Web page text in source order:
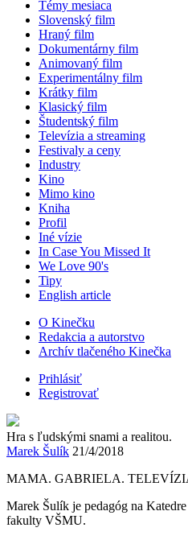
Témy mesiaca
Slovenský film
Hraný film
Dokumentárny film
Animovaný film
Experimentálny film
Krátky film
Klasický film
Študentský film
Televízia a streaming
Festivaly a ceny
Industry
Kino
Mimo kino
Kniha
Profil
Iné vízie
In Case You Missed It
We Love 90's
Tipy
English article
O Kinečku
Redakcia a autorstvo
Archív tlačeného Kinečka
Prihlásiť
Registrovať
Hra s ľudskými snami a realitou.
Marek Šulík 21/4/2018
MAMA. GABRIELA.
Marek Šulík je pedagóg na
fakulty VŠMU.